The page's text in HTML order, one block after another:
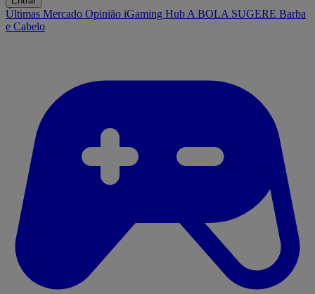
Últimas Mercado Opinião iGaming Hub A BOLA SUGERE Barba
e Cabelo